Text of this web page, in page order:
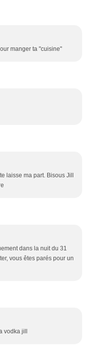
manger ta "cuisine"
laisse ma part. Bisous Jill
dans la nuit du 31
vous êtes parés pour un
vodka jill